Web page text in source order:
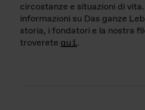
circostanze e situazioni di
informazioni su Das ganze
storia, i fondatori e la nostra
troverete qui.